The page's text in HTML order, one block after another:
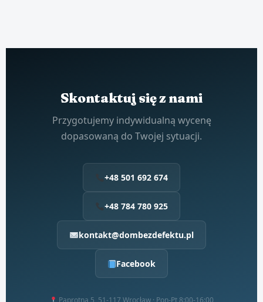
Skontaktuj się z nami
Przygotujemy indywidualną wycenę
dopasowaną do Twojej sytuacji.
+48 501 692 674
+48 784 780 925
kontakt@dombezdefektu.pl
Facebook